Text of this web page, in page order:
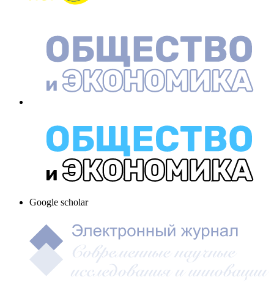
Google scholar